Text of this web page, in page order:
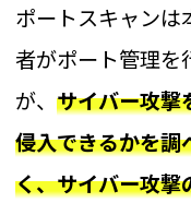
ポートスキャン
者がポート管理を
が、サイバー攻撃
侵入できるかを調
く、サイバー攻撃